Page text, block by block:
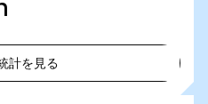
計を見る